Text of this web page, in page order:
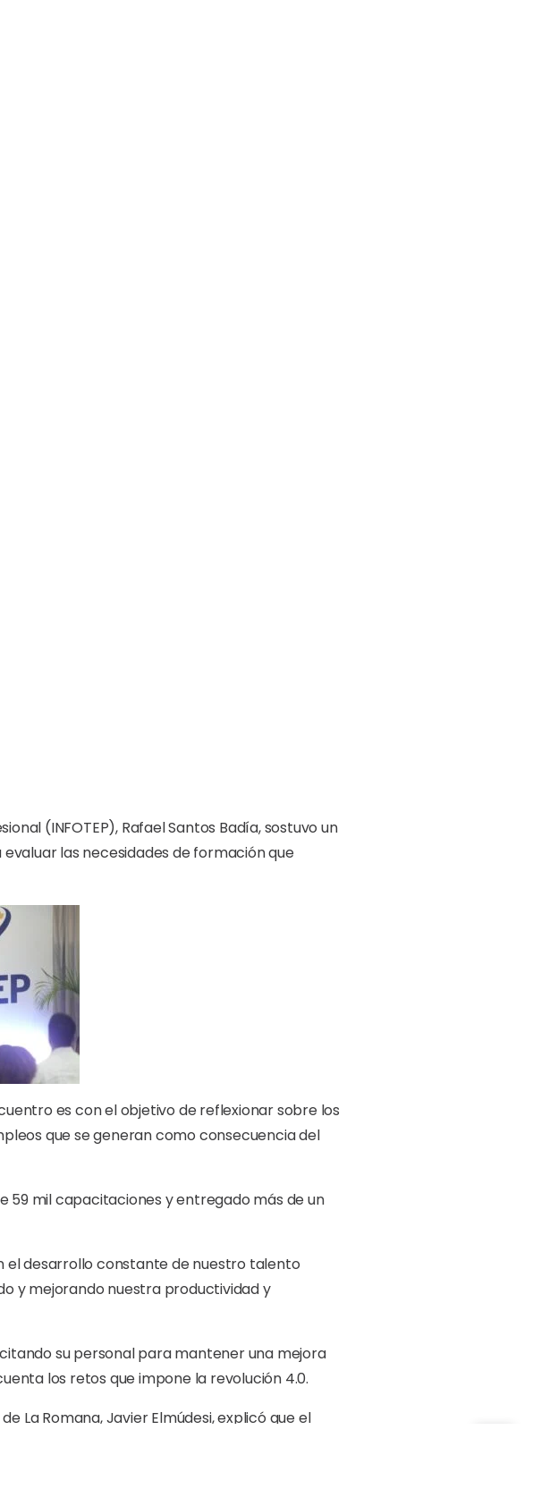
(INFOTEP), Rafael Santos Badía, sostuvo un
las necesidades de formación que
es con el objetivo de reflexionar sobre los
que se generan como consecuencia del
59 mil capacitaciones y entregado más de un
el desarrollo constante de nuestro talento
y mejorando nuestra productividad y
su personal para mantener una mejora
los retos que impone la revolución 4.0.
La Romana, Javier Elmúdesi, explicó que el